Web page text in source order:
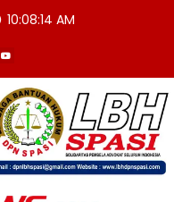
10:08:15 AM